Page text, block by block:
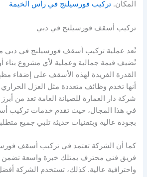
المكان.تركيب فورسيلنج في راس الخيمة
تركيب أسقف فورسيلنج في دبي
تُعد عملية تركيب أسقف فورسيلنج في دبي
تُضيف قيمة جمالية وعملية لأي مشروع بناء
القدرة الفريدة لهذه الأسقف على إضفاء
أنها تخدم وظائف متعددة مثل العزل
شركة دار العمارة للصيانة العامة تعد من
في هذا المجال، حيث تقدم خدمات تركيب
بجودة عالية وبتقنيات حديثة تلبي جميع
كما أن الشركة تعتمد في تركيب أسقف
فريق فني محترف يمتلك خبرة واسعة تضمن
واحترافية عالية. كذلك، تستخدم الشركة أفضل